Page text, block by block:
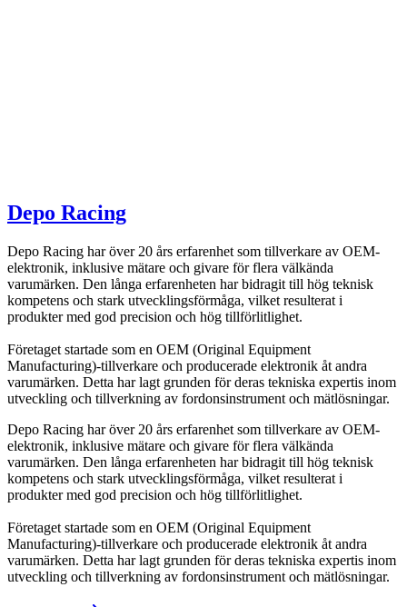
Depo Racing
Depo Racing har över 20 års erfarenhet som tillverkare av OEM-
elektronik, inklusive mätare och givare för flera välkända
varumärken. Den långa erfarenheten har bidragit till hög teknisk
kompetens och stark utvecklingsförmåga, vilket resulterat i
produkter med god precision och hög tillförlitlighet.
Företaget startade som en OEM (Original Equipment
Manufacturing)-tillverkare och producerade elektronik åt andra
varumärken. Detta har lagt grunden för deras tekniska expertis inom
utveckling och tillverkning av fordonsinstrument och mätlösningar.
Depo Racing har över 20 års erfarenhet som tillverkare av OEM-
elektronik, inklusive mätare och givare för flera välkända
varumärken. Den långa erfarenheten har bidragit till hög teknisk
kompetens och stark utvecklingsförmåga, vilket resulterat i
produkter med god precision och hög tillförlitlighet.
Företaget startade som en OEM (Original Equipment
Manufacturing)-tillverkare och producerade elektronik åt andra
varumärken. Detta har lagt grunden för deras tekniska expertis inom
utveckling och tillverkning av fordonsinstrument och mätlösningar.